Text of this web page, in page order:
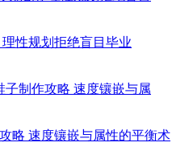
理性规划拒绝盲目毕业
略 速度镶嵌与属性的平衡术